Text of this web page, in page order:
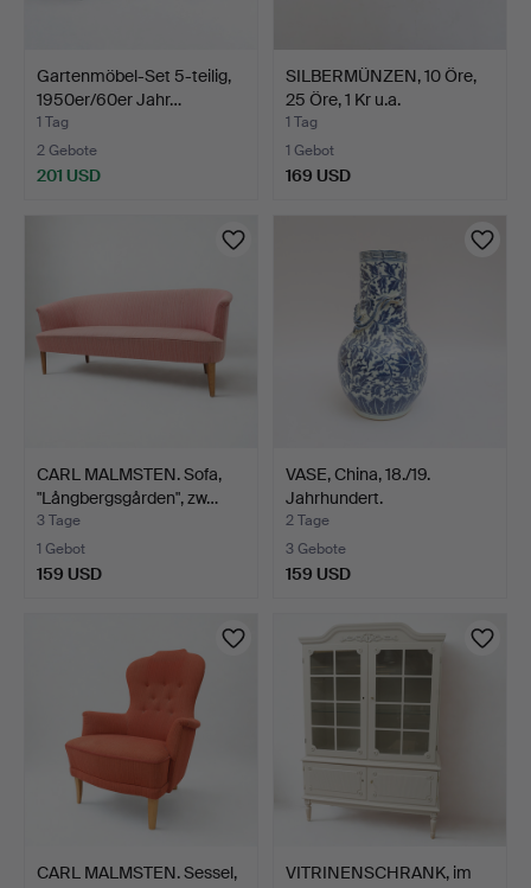
Gartenmöbel-Set 5-teilig,
1950er/60er Jahr…
1 Tag
2 Gebote
201 USD
SILBERMÜNZEN, 10 Öre,
25 Öre, 1 Kr u.a.
1 Tag
1 Gebot
169 USD
CARL MALMSTEN. Sofa,
"Långbergsgården", zw…
3 Tage
1 Gebot
159 USD
VASE, China, 18./19.
Jahrhundert.
2 Tage
3 Gebote
159 USD
CARL MALMSTEN. Sessel,
VITRINENSCHRANK, im